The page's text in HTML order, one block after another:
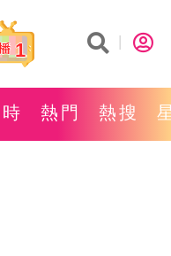
1
熱門 熱搜